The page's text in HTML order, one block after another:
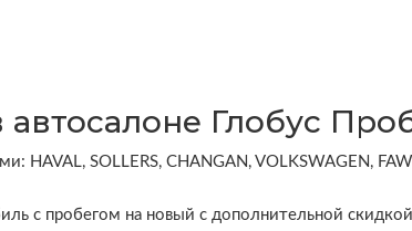
Глобус
HAVAL, SOLLERS, CHANGAN, VOLKSWAGEN,
с пробегом на новый с дополнительной